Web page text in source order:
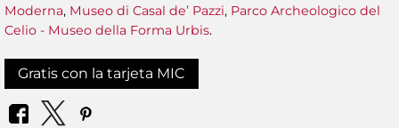
Moderna, Museo di Casal de’ Pazzi, Parco Archeologico del
Celio - Museo della Forma Urbis.
Gratis con la tarjeta MIC